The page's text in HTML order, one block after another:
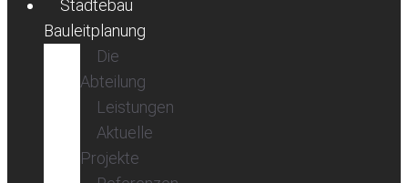
Städtebau
Bauleitplanung
Die
Abteilung
Leistungen
Aktuelle
Projekte